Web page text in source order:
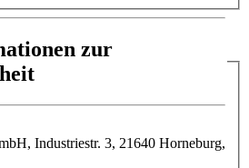
zur
Industriestr. 3, 21640 Horneburg,